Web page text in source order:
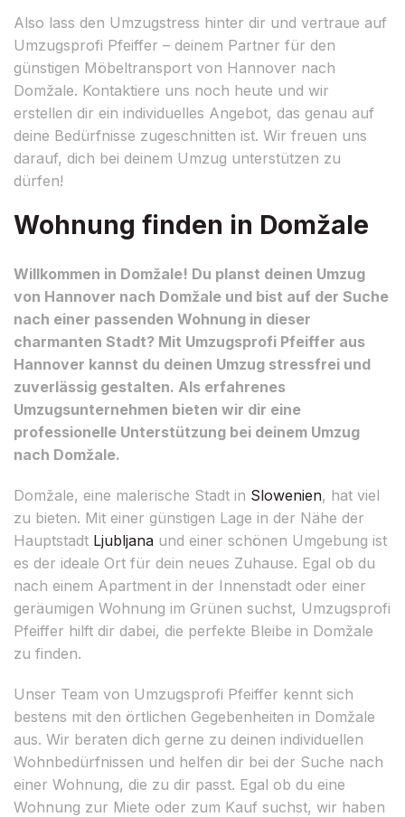
Also lass den Umzugstress hinter dir und vertraue auf
Umzugsprofi Pfeiffer – deinem Partner für den
günstigen Möbeltransport von Hannover nach
Domžale. Kontaktiere uns noch heute und wir
erstellen dir ein individuelles Angebot, das genau auf
deine Bedürfnisse zugeschnitten ist. Wir freuen uns
darauf, dich bei deinem Umzug unterstützen zu
dürfen!
Wohnung finden in Domžale
Willkommen in Domžale! Du planst deinen Umzug
von Hannover nach Domžale und bist auf der Suche
nach einer passenden Wohnung in dieser
charmanten Stadt? Mit Umzugsprofi Pfeiffer aus
Hannover kannst du deinen Umzug stressfrei und
zuverlässig gestalten. Als erfahrenes
Umzugsunternehmen bieten wir dir eine
professionelle Unterstützung bei deinem Umzug
nach Domžale.
Domžale, eine malerische Stadt in Slowenien, hat viel
zu bieten. Mit einer günstigen Lage in der Nähe der
Hauptstadt Ljubljana und einer schönen Umgebung ist
es der ideale Ort für dein neues Zuhause. Egal ob du
nach einem Apartment in der Innenstadt oder einer
geräumigen Wohnung im Grünen suchst, Umzugsprofi
Pfeiffer hilft dir dabei, die perfekte Bleibe in Domžale
zu finden.
Unser Team von Umzugsprofi Pfeiffer kennt sich
bestens mit den örtlichen Gegebenheiten in Domžale
aus. Wir beraten dich gerne zu deinen individuellen
Wohnbedürfnissen und helfen dir bei der Suche nach
einer Wohnung, die zu dir passt. Egal ob du eine
Wohnung zur Miete oder zum Kauf suchst, wir haben